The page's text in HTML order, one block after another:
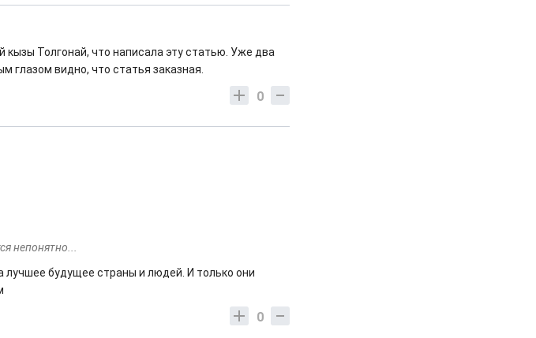
кызы Толгонай, что написала эту статью. Уже два
глазом видно, что статья заказная.
0
непонятно...
лучшее будущее страны и людей. И только они
0